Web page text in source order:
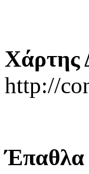
Χάρτης
http://
Έπαθλα